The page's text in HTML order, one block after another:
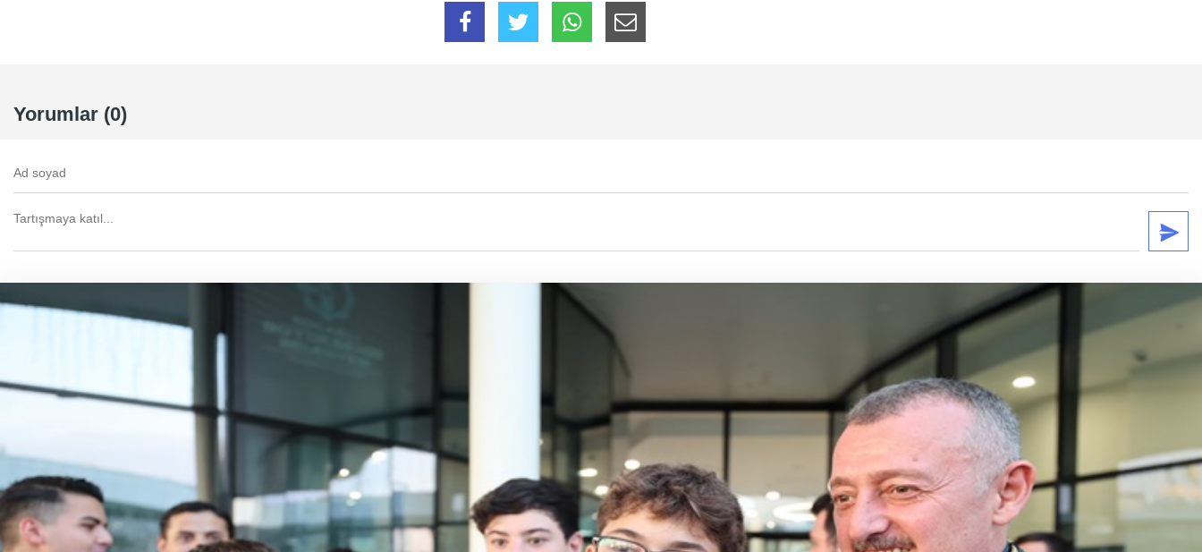
Yorumlar (0)